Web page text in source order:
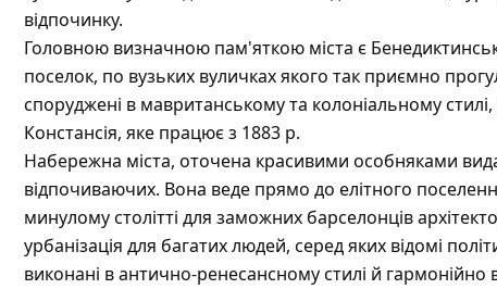
відпочинку.
Головною визначною пам'яткою міста є
поселок, по вузьких вуличках якого так приємно
споруджені в мавританському та колоніальному
Констансія, яке працює з 1883 р.
Набережна міста, оточена красивими особняками
відпочиваючих. Вона веде прямо до елітного
минулому столітті для заможних барселонців
урбанізація для багатих людей, серед яких відомі
виконані в антично-ренесансному стилі й